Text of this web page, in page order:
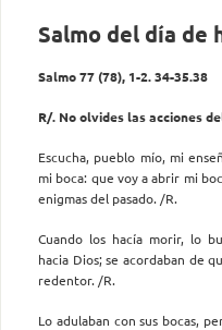
Salmo del día de
Salmo 77 (78), 1-2. 34-35.38
R/. No olvides las acciones
Escucha, pueblo mío, mi
mi boca: que voy a abrir mi
enigmas del pasado. /R.
Cuando los hacía morir, lo
hacia Dios; se acordaban de
redentor. /R.
Lo adulaban con sus bocas,